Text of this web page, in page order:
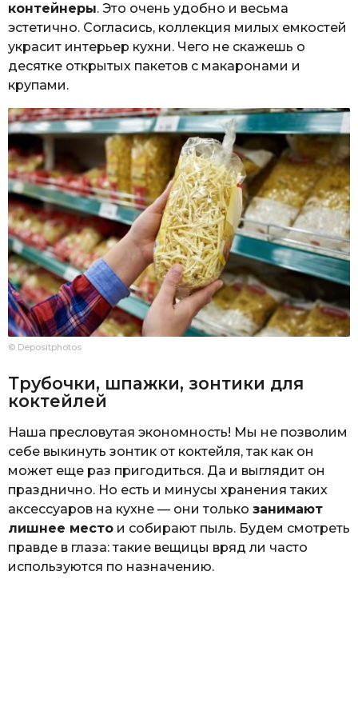
контейнеры. Это очень удобно и весьма
эстетично. Согласись, коллекция милых емкостей
украсит интерьер кухни. Чего не скажешь о
десятке открытых пакетов с макаронами и
крупами.
© Depositphotos
Трубочки, шпажки, зонтики для
коктейлей
Наша пресловутая экономность! Мы не позволим
себе выкинуть зонтик от коктейля, так как он
может еще раз пригодиться. Да и выглядит он
празднично. Но есть и минусы хранения таких
аксессуаров на кухне — они только занимают
лишнее место и собирают пыль. Будем смотреть
правде в глаза: такие вещицы вряд ли часто
используются по назначению.